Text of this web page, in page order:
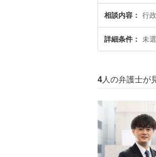
相談内容 行
詳細条件 未
4 人の弁護士が